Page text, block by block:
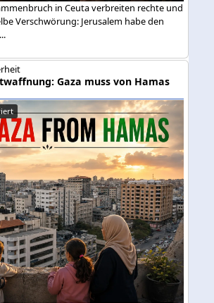
in Ceuta verbreiten rechte und
Verschwörung: Jerusalem habe den
Gaza muss von Hamas